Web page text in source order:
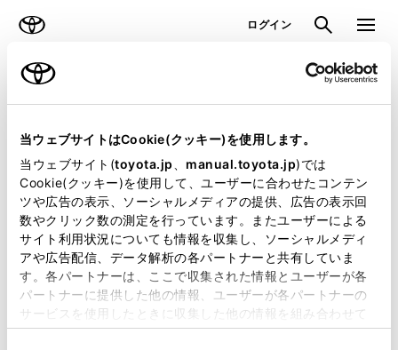
当ウェブサイトはCookie(クッキー)を使用します。
当ウェブサイト(toyota.jp manual.toyota.jp)では
Cookie(クッキー)を使用して、ユーザーに合わせたコンテン
ツや広告の表示、ソーシャルメディアの提供、広告の表示回
数やクリック数の測定を行っています。またユーザーによる
サイト利用状況についても情報を収集し、ソーシャルメディ
アや広告配信、データ解析の各パートナーと共有していま
す。各パートナーは、ここで収集された情報とユーザーが各
パートナーに提供した他の情報、ユーザーが各パートナーの
サービスを使用したときに収集した他の情報を組み合わせて
使用することがあります。当ウェブサイトの使用を続行する
ログイン 検索 メニュ
ラインアップ トピックス
見積りシミュレーション
見積りシミュレーションのデータが
正常に取得できませんでした。
詳しくは販売店までお問合せくださ
い。
（2-7-4）